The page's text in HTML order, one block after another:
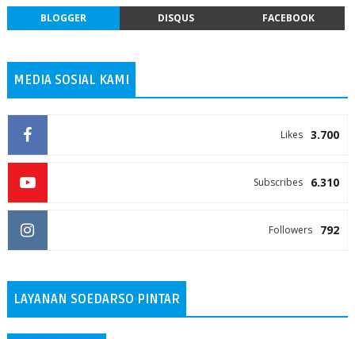
BLOGGER DISQUS FACEBOOK
MEDIA SOSIAL KAMI
3.700
Likes
6.310
Subscribes
792
Followers
LAYANAN SOEDARSO PINTAR